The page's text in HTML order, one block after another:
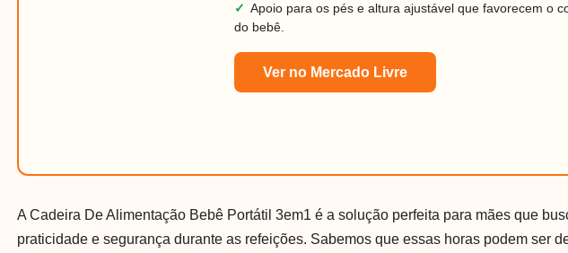
✓ Apoio para os pés e altura ajustável que favorecem o
do bebê.
Ver no Mercado Livre
A Cadeira De Alimentação Bebê Portátil 3em1 é a solução perfeita para mães que
praticidade e segurança durante as refeições. Sabemos que essas horas podem ser